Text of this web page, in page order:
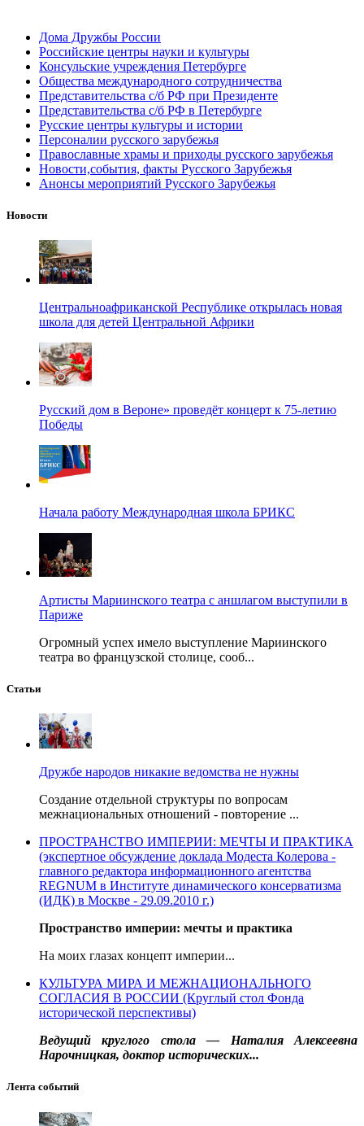
Дома Дружбы России
Российские центры науки и культуры
Консульские учреждения Петербурге
Общества международного сотрудничества
Представительства с/б РФ при Президенте
Представительства с/б РФ в Петербурге
Русские центры культуры и истории
Персоналии русского зарубежья
Православные храмы и приходы русского зарубежья
Новости,события, факты Русского Зарубежья
Анонсы мероприятий Русского Зарубежья
Новости
Центральноафриканской Республике открылась новая
школа для детей Центральной Африки
Русский дом в Вероне» проведёт концерт к 75-летию
Победы
Начала работу Международная школа БРИКС
Артисты Мариинского театра с аншлагом выступили в
Париже
Огромный успех имело выступление Мариинского
театра во французской столице, сооб...
Статьи
Дружбе народов никакие ведомства не нужны
Создание отдельной структуры по вопросам
межнациональных отношений - повторение ...
ПРОСТРАНСТВО ИМПЕРИИ: МЕЧТЫ И ПРАКТИКА
(экспертное обсуждение доклада Модеста Колерова -
главного редактора информационного агентства
REGNUM в Институте динамического консерватизма
(ИДК) в Москве - 29.09.2010 г.)
Пространство империи: мечты и практика
На моих глазах концепт империи...
КУЛЬТУРА МИРА И МЕЖНАЦИОНАЛЬНОГО
СОГЛАСИЯ В РОССИИ (Круглый стол Фонда
исторической перспективы)
Ведущий круглого стола — Наталия Алексеевна
Нарочницкая, доктор исторических...
Лента событий